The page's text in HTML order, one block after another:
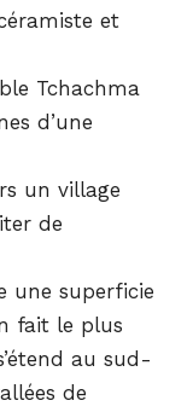
et
Tchachma
d’une
un village
de
une superficie
fait le plus
au sud-
de